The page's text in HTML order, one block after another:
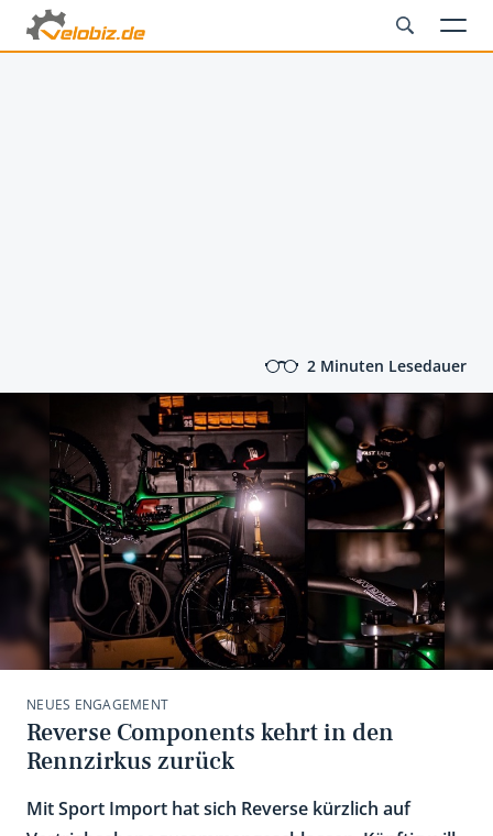
2 Minuten Lesedauer
NEUES ENGAGEMENT
Reverse Components kehrt in den
Rennzirkus zurück
Mit Sport Import hat sich Reverse kürzlich auf